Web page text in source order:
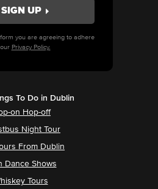
you are agreeing to adhere
Privacy Policy.
To Do in Dublin
on Hop-off
Night Tour
From Dublin
Dance Shows
Tours